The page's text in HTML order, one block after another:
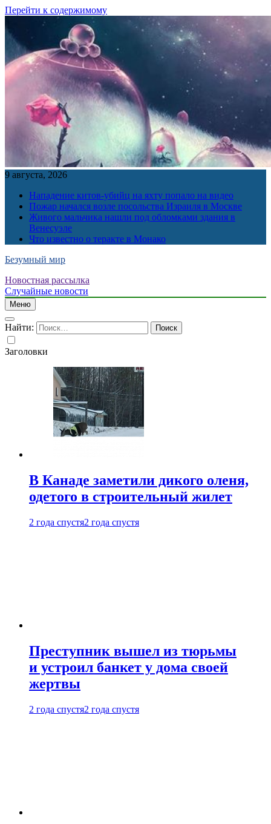
Перейти к содержимому
9 августа, 2026
Нападение китов-убийц на яхту попало на видео
Пожар начался возле посольства Израиля в Москве
Живого мальчика нашли под обломками здания в
Венесуэле
Что известно о теракте в Монако
Безумный мир
Новостная рассылка
Случайные новости
Меню
Найти:
Заголовки
В Канаде заметили дикого оленя,
одетого в строительный жилет
2 года спустя2 года спустя
Преступник вышел из тюрьмы
и устроил банкет у дома своей
жертвы
2 года спустя2 года спустя